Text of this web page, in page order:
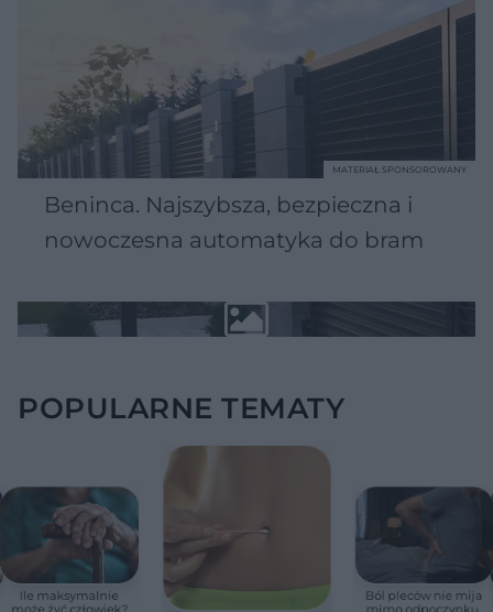
Beninca. Najszybsza, bezpieczna i
nowoczesna automatyka do bram
MATERIAŁ SPONSOROWANY
POPULARNE TEMATY
Ile maksymalnie
może żyć człowiek?
Ból pleców nie mija
mimo odpoczynku.